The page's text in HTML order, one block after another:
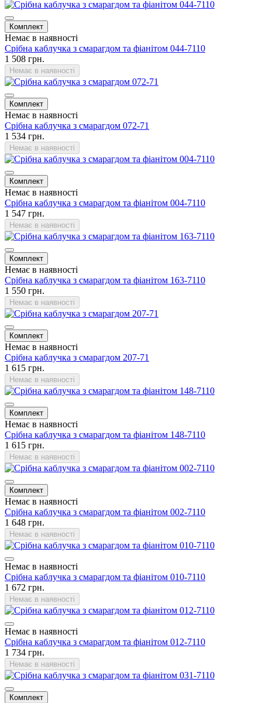
Комплект
Немає в наявності
Срібна каблучка з смарагдом та фіанітом 044-7110
1 508 грн.
Немає в наявності
Комплект
Немає в наявності
Срібна каблучка з смарагдом 072-71
1 534 грн.
Немає в наявності
Комплект
Немає в наявності
Срібна каблучка з смарагдом та фіанітом 004-7110
1 547 грн.
Немає в наявності
Комплект
Немає в наявності
Срібна каблучка з смарагдом та фіанітом 163-7110
1 550 грн.
Немає в наявності
Комплект
Немає в наявності
Срібна каблучка з смарагдом 207-71
1 615 грн.
Немає в наявності
Комплект
Немає в наявності
Срібна каблучка з смарагдом та фіанітом 148-7110
1 615 грн.
Немає в наявності
Комплект
Немає в наявності
Срібна каблучка з смарагдом та фіанітом 002-7110
1 648 грн.
Немає в наявності
Немає в наявності
Срібна каблучка з смарагдом та фіанітом 010-7110
1 672 грн.
Немає в наявності
Немає в наявності
Срібна каблучка з смарагдом та фіанітом 012-7110
1 734 грн.
Немає в наявності
Комплект